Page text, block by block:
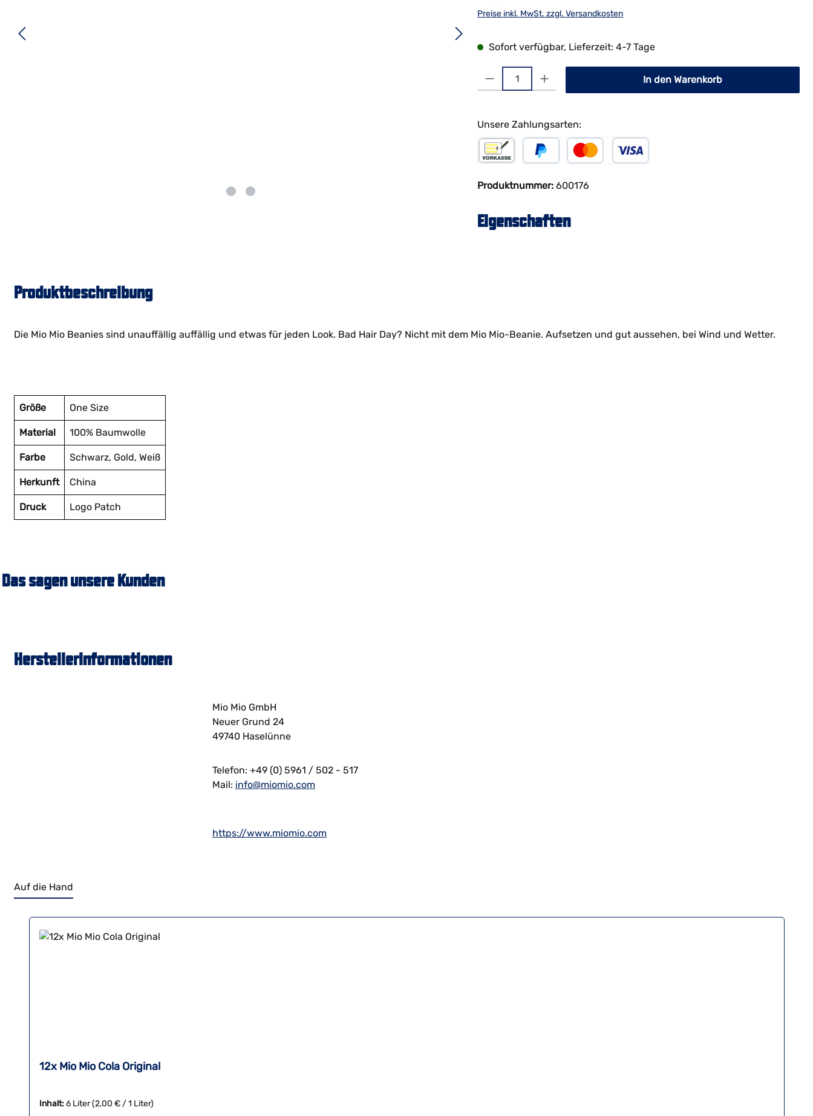
Preise inkl. MwSt. zzgl. Versandkosten
Sofort verfügbar, Lieferzeit: 4-7 Tage
Produkt Anzahl: Gib den gewünschten Wert ein oder benutze die Schaltflächen um die
In den Warenkorb
Unsere Zahlungsarten:
Produktnummer: 600176
Eigenschaften
Produktbeschreibung
Die Mio Mio Beanies sind unauffällig auffällig und etwas für jeden Look. Bad Hair Day? Nicht mit dem Mio Mio-Beanie. Aufsetzen und gut aussehen, bei Wind und Wetter.
Größe One Size
Material 100% Baumwolle
Farbe Schwarz, Gold, Weiß
Herkunft China
Druck Logo Patch
Das sagen unsere Kunden
Herstellerinformationen
Mio Mio GmbH
Neuer Grund 24
49740 Haselünne
Telefon: +49 (0) 5961 / 502 - 517
Mail: info@miomio.com
https://www.miomio.com
Auf die Hand
Produktgalerie überspringen
12x Mio Mio Cola Original
Inhalt:6 Liter(2,00 € / 1 Liter)